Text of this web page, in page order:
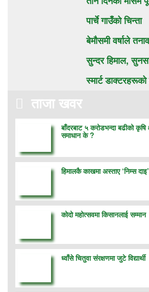
पार्चे गाउँको चिन्ता
बेमौसमी वर्षाले
सुन्दर हिमाल,
स्मार्ट
ताजा खवर
बाँदरबाट ५ करोडभन्दा बढीको कृषि
समाधान के ?
हिमालकै काखमा अस्ताए ‘निम्स दाइ’
कोदो महोत्सवमा किसानलाई सम्मान
ध्वाँसे चितुवा संरक्षणमा जुटे विद्यार्थी